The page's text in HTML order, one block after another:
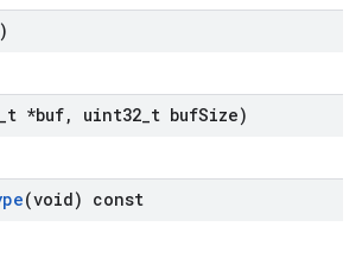
t *buf, uint32 t bufSize)
(void) const